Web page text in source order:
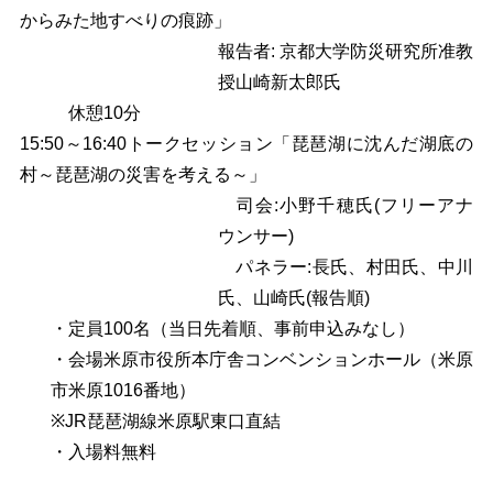
からみた地すべりの痕跡」
報告者: 京都大学防災研究所准教
授山崎新太郎氏
休憩10分
15:50 ～16:40トークセッション「琵琶湖に沈んだ湖底の
村～琵琶湖の災害を考える～」
司会:小野千穂氏(フリーアナ
ウンサー)
パネラー:長氏、村田氏、中川
氏、山崎氏(報告順)
・定員100名
（当日先着順、事前申込みなし）
・会場米原市役所本庁舎コンベンションホール（米原
市米原1016番地）
※JR琵琶湖線米原駅東口直結
・入場料無料